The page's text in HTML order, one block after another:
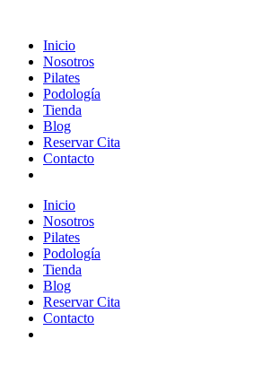
Inicio
Nosotros
Pilates
Podología
Tienda
Blog
Reservar Cita
Contacto
Inicio
Nosotros
Pilates
Podología
Tienda
Blog
Reservar Cita
Contacto